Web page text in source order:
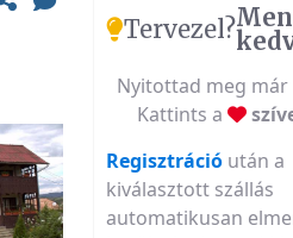
Tervezel?
Nyitottad meg már
Kattints a
Regisztráció után a
kiválasztott szállás
automatikusan